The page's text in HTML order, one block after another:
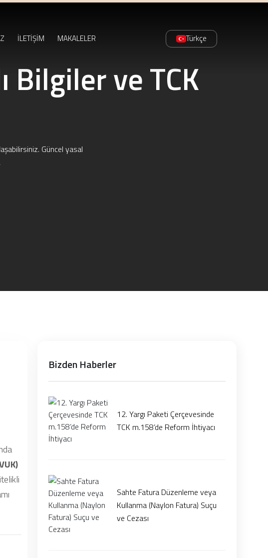
İLETİŞİM MAKALELER Türkçe
Bilgiler ve TCK
Güncel yasal
Bizden Haberler
12. Yargı Paketi Çerçevesinde
TCK m.158’de Reform İhtiyacı
Sahte Fatura Düzenleme veya
Kullanma (Naylon Fatura) Suçu
ve Cezası